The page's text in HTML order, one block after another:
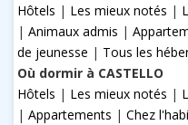
Hôtels | Les mieux notés |
| Animaux admis |
de jeunesse | Tous les
Où dormir à CASTELLO
Hôtels | Les mieux notés |
| Appartements | Chez